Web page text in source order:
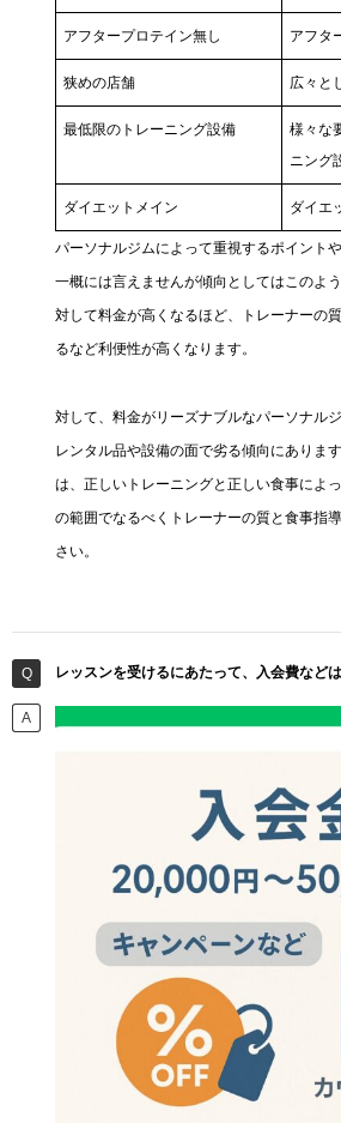
アフタープロテイン無し アフタ
狭めの店舗 広々と
最低限のトレーニング設備
様々な
ニング
ダイエットメイン ダイエ
パーソナルジムによって重視するポイント
一概には言えませんが傾向としてはこのよ
対して料金が高くなるほど、トレーナーの
るなど利便性が高くなります。
対して、料金がリーズナブルなパーソナル
レンタル品や設備の面で劣る傾向にありま
は、正しいトレーニングと正しい食事によ
の範囲でなるべくトレーナーの質と食事指
さい。
レッスンを受けるにあたって、入会費など